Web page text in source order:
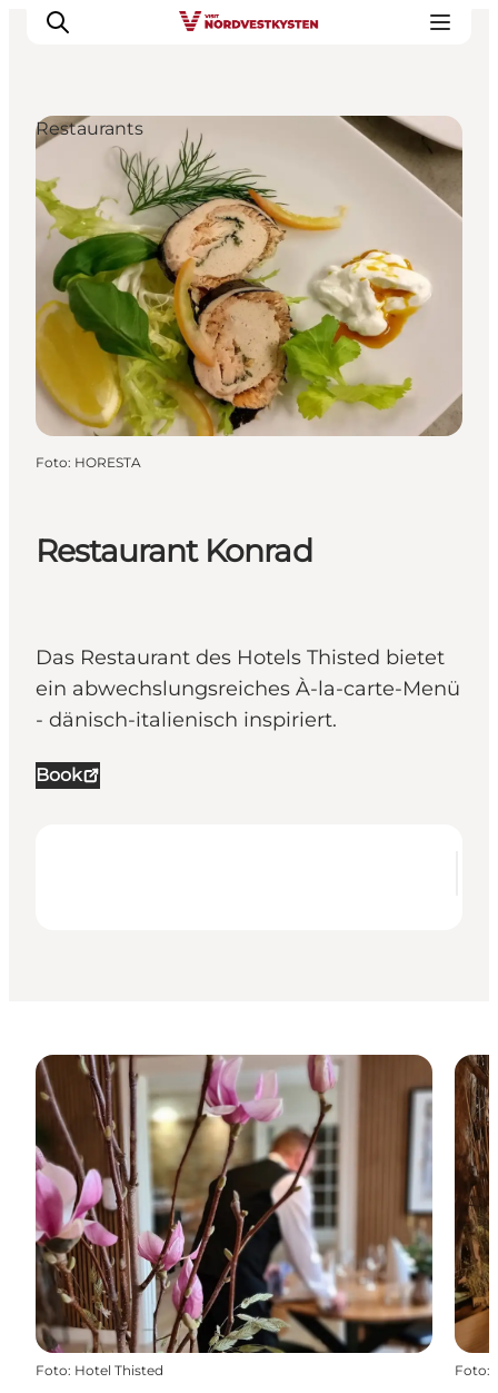
Urlaubsorte
Inspiration
Events
Unterkunft
Mach deine Urlaubsplanung
Restaurant Konrad
Das Restaurant des Hotels Thisted bietet
ein abwechslungsreiches À-la-carte-Menü
- dänisch-italienisch inspiriert.
Book
Restaurants
Foto: HORESTA
Foto: Hotel Thisted Foto: